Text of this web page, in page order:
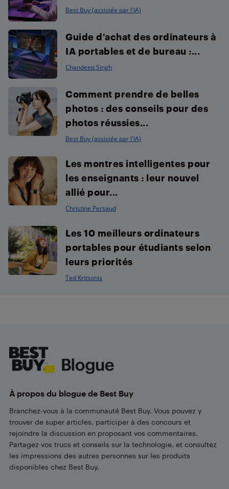
Best Buy (assistée par l'IA)
Guide d’achat des ordinateurs à
IA portables et de bureau :...
Chandeep Singh
Comment prendre de belles
photos : des conseils pour des
photos réussies...
Best Buy (assistée par l'IA)
Les montres intelligentes pour
les enseignants : leur nouvel
allié pour...
Christine Persaud
Les 10 meilleurs ordinateurs
portables pour étudiants selon
leurs priorités
Ted Kritsonis
À propos du blogue de Best Buy
Branchez-vous à la communauté Best Buy. Vous pouvez y
trouver de super articles, participer à des concours et
rejoindre la discussion en proposant vos commentaires.
Partagez vos trucs et conseils sur la technologie, et consultez
les impressions des autres personnes sur les produits
disponibles chez Best Buy.